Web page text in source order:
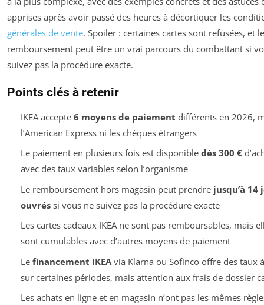
apprises après avoir passé des heures à décortiquer les
générales de vente. Spoiler : certaines cartes sont refusées, et le
remboursement peut être un vrai parcours du combattant si
suivez pas la procédure exacte.
Points clés à retenir
IKEA accepte 6 moyens de paiement différents en 2026,
l’American Express ni les chèques étrangers
Le paiement en plusieurs fois est disponible dès 300 €
avec des taux variables selon l’organisme
Le remboursement hors magasin peut prendre jusqu’à 14
ouvréssi vous ne suivez pas la procédure exacte
Les cartes cadeaux IKEA ne sont pas remboursables, mais
sont cumulables avec d’autres moyens de paiement
Le financement IKEAvia Klarna ou Sofinco offre des taux
sur certaines périodes, mais attention aux frais de dossier
Les achats en ligne et en magasin n’ont pas les mêmes